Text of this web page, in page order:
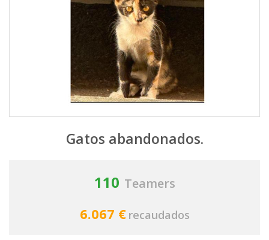
Gatos abandonados.
110 Teamers
6.067 € recaudados